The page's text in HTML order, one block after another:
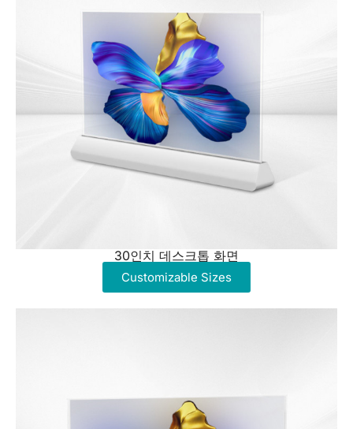
30인치 데스크톱 화면
Customizable Sizes